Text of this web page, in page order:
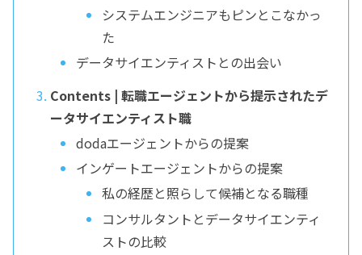
システムエンジニアもピンとこなかっ
た
データサイエンティストとの出会い
Contents | 転職エージェントから提示されたデ
ータサイエンティスト職
dodaエージェントからの提案
インゲートエージェントからの提案
私の経歴と照らして候補となる職種
コンサルタントとデータサイエンティ
ストの比較